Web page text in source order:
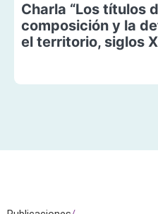
Charla “Los títulos
composición y la
el territorio, siglos